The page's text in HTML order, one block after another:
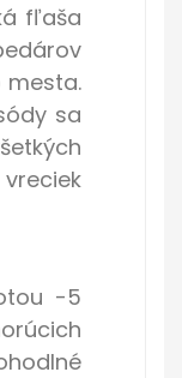
fľaša
mesta.
sa
-5